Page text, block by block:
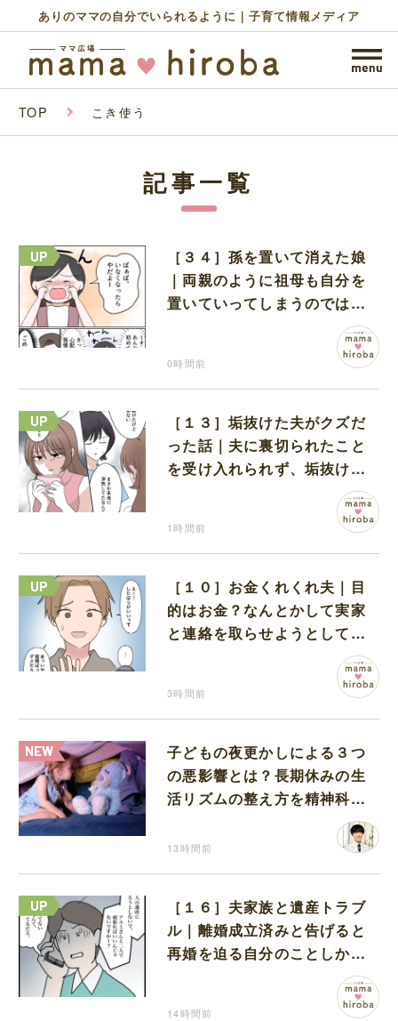
ありのママの自分でいられるように｜子育て情報メディア
TOP こき使う
記事一覧
［３４］孫を置いて消えた娘
｜両親のように祖母も自分を
置いていってしまうのでは？
と怯えて泣く孫に心が痛む
0時間前
［１３］垢抜けた夫がクズだ
った話｜夫に裏切られたこと
を受け入れられず、垢抜けた
ことが関係しているのかと嘆
1時間前
［１０］お金くれくれ夫｜目
的はお金？なんとかして実家
と連絡を取らせようとしてく
3時間前
子どもの夜更かしによる３つ
の悪影響とは？長期休みの生
活リズムの整え方を精神科医
13時間前
［１６］夫家族と遺産トラブ
ル｜離婚成立済みと告げると
再婚を迫る自分のことしか考
14時間前